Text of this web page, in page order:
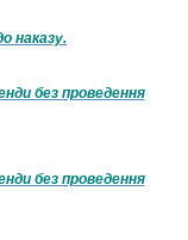
наказу.
без проведення
без проведення